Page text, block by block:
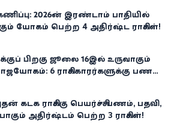
2026-ன் இரண்டாம் பாதியில்
யோகம் பெற்ற 4 அதிர்ஷ்ட ராசிகள்!
பிறகு ஜூலை 16இல் உருவாகும்
6 ராசிக்காரர்களுக்கு பணம்,
கடக ராசிக்கு பெயர்ச்சி: பணம், பதவி,
அதிர்ஷ்டம் பெற்ற 3 ராசிகள்!